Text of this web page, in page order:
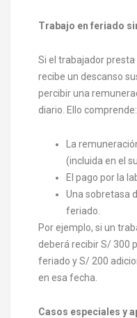
Trabajo en feriado
Si el trabajador presta
recibe un descanso
percibir una
diario. Ello comprende:
La
(incluida en el
El pago por la
Una sobretasa
feriado.
Por ejemplo, si un
deberá recibir S/ 300
feriado y S/ 200
en esa fecha.
Casos especiales y